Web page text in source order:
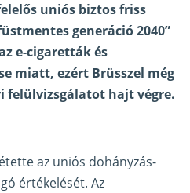
uniós biztos friss
generáció 2040”
e-cigaretták és
miatt, ezért Brüsszel még
felülvizsgálatot hajt végre.
az uniós dohányzás-
értékelését. Az